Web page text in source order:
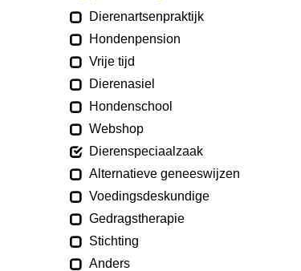
Dierenartsenpraktijk
Hondenpension
Vrije tijd
Dierenasiel
Hondenschool
Webshop
Dierenspeciaalzaak
Alternatieve geneeswijzen
Voedingsdeskundige
Gedragstherapie
Stichting
Anders